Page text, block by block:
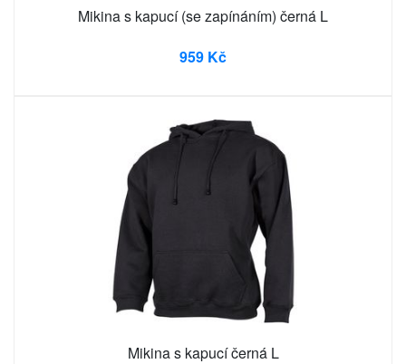
Mikina s kapucí (se zapínáním) černá L
959 Kč
Mikina s kapucí černá L